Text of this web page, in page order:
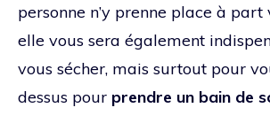
personne n’y prenne place à part
elle vous sera également
vous sécher, mais surtout pour
dessus pour prendre un bain de